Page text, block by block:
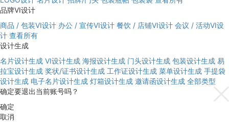
品牌VI设计
商品 / 包装VI设计 办公 / 宣传VI设计 餐饮 / 店铺VI设计 会议 / 活动VI设
计 查看所有
设计生成
名片设计生成 VI设计生成 海报设计生成 门头设计生成 包装设计生成 易
拉宝设计生成 奖状/证书设计生成 工作证设计生成 菜单设计生成 手提袋
设计生成 电子名片设计生成 灯箱设计生成 邀请函设计生成 全部类型
确定要退出当前账号吗？
确定
取消